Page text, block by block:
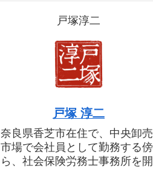
戸塚淳二
戸塚 淳二
奈良県香芝市在住で、中央卸売
市場で会社員として勤務する傍
ら、社会保険労務士事務所を開